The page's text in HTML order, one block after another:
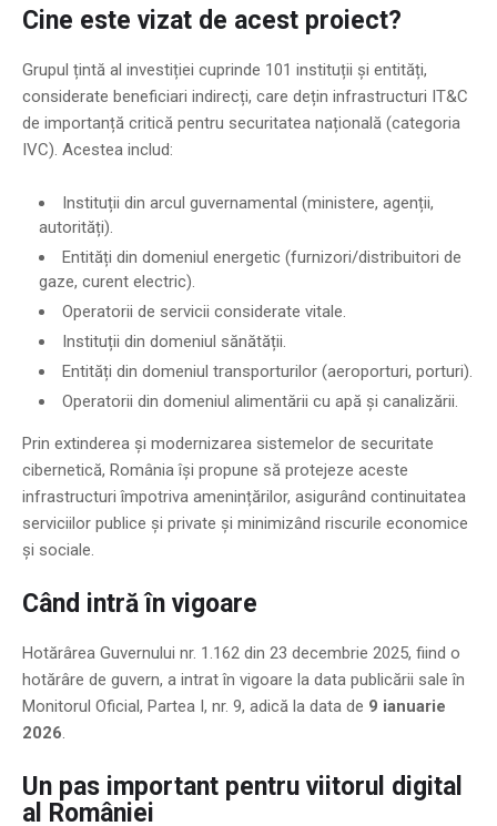
Cine este vizat de acest proiect?
Grupul țintă al investiției cuprinde 101 instituții și entități,
considerate beneficiari indirecți, care dețin infrastructuri IT&C
de importanță critică pentru securitatea națională (categoria
IVC). Acestea includ:
Instituții din arcul guvernamental (ministere, agenții,
autorități).
Entități din domeniul energetic (furnizori/distribuitori de
gaze, curent electric).
Operatorii de servicii considerate vitale.
Instituții din domeniul sănătății.
Entități din domeniul transporturilor (aeroporturi, porturi).
Operatorii din domeniul alimentării cu apă și canalizării.
Prin extinderea și modernizarea sistemelor de securitate
cibernetică, România își propune să protejeze aceste
infrastructuri împotriva amenințărilor, asigurând continuitatea
serviciilor publice și private și minimizând riscurile economice
și sociale.
Când intră în vigoare
Hotărârea Guvernului nr. 1.162 din 23 decembrie 2025, fiind o
hotărâre de guvern, a intrat în vigoare la data publicării sale în
Monitorul Oficial, Partea I, nr. 9, adică la data de 9 ianuarie
2026
Un pas important pentru viitorul digital
al României